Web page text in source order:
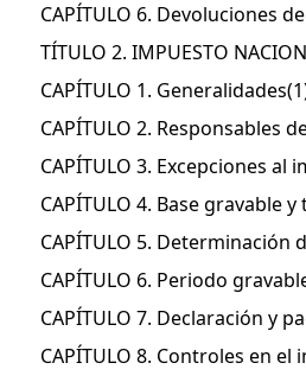
CAPÍTULO 6. Devoluciones
TÍTULO 2. IMPUESTO
CAPÍTULO 1. Generalidades
CAPÍTULO 2. Responsables
CAPÍTULO 3. Excepciones al
CAPÍTULO 4. Base gravable
CAPÍTULO 5. Determinación
CAPÍTULO 6. Periodo
CAPÍTULO 7. Declaración y
CAPÍTULO 8. Controles en